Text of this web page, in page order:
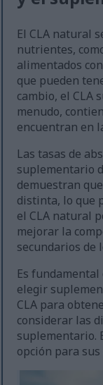
El CLA natural
nutrientes,
alimentados
que pueden
cambio, el CLA
menudo,
encuentran en
Las tasas de
suplementario
demuestran
distinta, lo que
el CLA natural
mejorar la
secundarios de
Es
elegir
CLA para
considerar las
suplementario.
opción para